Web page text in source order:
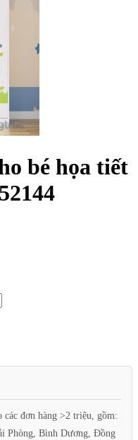
bé họa tiết
đơn hàng >2 triệu, gồm:
Phòng, Bình Dương, Đồng